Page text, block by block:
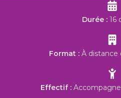
Durée :16
Format : À distance
Effectif :